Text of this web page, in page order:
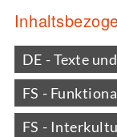
DE - Texte
FS -
FS -